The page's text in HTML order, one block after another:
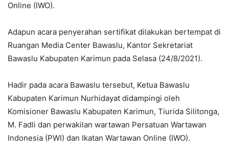
Online (IWO).
Adapun acara penyerahan sertifikat dilakukan bertempat di
Ruangan Media Center Bawaslu, Kantor Sekretariat
Bawaslu Kabupaten Karimun pada Selasa (24/8/2021).
Hadir pada acara Bawaslu tersebut, Ketua Bawaslu
Kabupaten Karimun Nurhidayat didampingi oleh
Komisioner Bawaslu Kabupaten Karimun, Tiurida Silitonga,
M. Fadli dan perwakilan wartawan Persatuan Wartawan
Indonesia (PWI) dan Ikatan Wartawan Online (IWO).